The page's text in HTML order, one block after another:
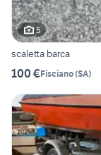
5
scaletta barca
100 €Fisciano(SA)